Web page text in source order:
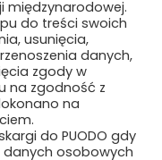
SP. K.
do treści swoich
usunięcia,
danych,
zgody w
na zgodność z
na
do PUODO gdy
danych osobowych